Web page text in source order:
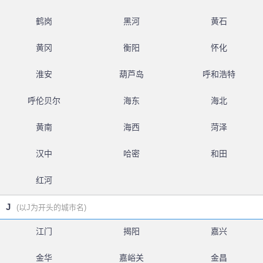
鹤岗 黑河 黄石
黄冈 衡阳 怀化
淮安 葫芦岛 呼和浩特
呼伦贝尔 海东 海北
黄南 海西 菏泽
汉中 哈密 和田
红河
J (以J为开头的城市名)
江门 揭阳 嘉兴
金华 嘉峪关 金昌